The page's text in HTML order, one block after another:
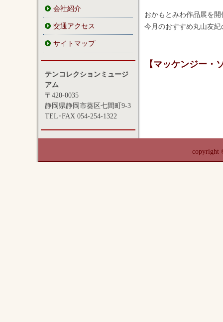
会社紹介
交通アクセス
サイトマップ
テンコレクションミュージ
アム
〒420-0035
静岡県静岡市葵区七間町9-3
TEL･FAX 054-254-1322
おかもとみわ作品展を
今月のおすすめ丸山友
【マッケンジー・
copyright